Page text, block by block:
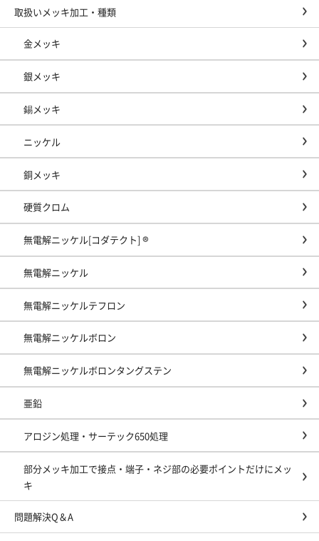
取扱いメッキ加工・種類
金メッキ
銀メッキ
錫メッキ
ニッケル
銅メッキ
硬質クロム
無電解ニッケル[コダテクト] ®
無電解ニッケル
無電解ニッケルテフロン
無電解ニッケルボロン
無電解ニッケルボロンタングステン
亜鉛
アロジン処理・サーテック650処理
部分メッキ加工で接点・端子・ネジ部の必要ポイントだけにメッ
キ
問題解決Q＆A